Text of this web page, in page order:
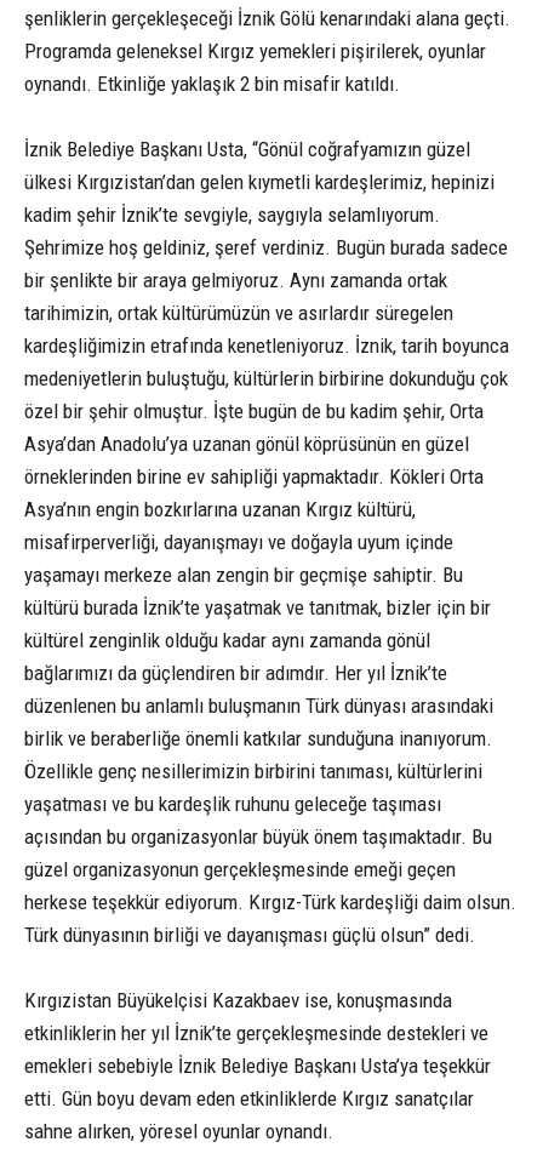
şenliklerin gerçekleşeceği İznik Gölü kenarındaki alana geçti.
Programda geleneksel Kırgız yemekleri pişirilerek, oyunlar
oynandı. Etkinliğe yaklaşık 2 bin misafir katıldı.
İznik Belediye Başkanı Usta, “Gönül coğrafyamızın güzel
ülkesi Kırgızistan’dan gelen kıymetli kardeşlerimiz, hepinizi
kadim şehir İznik’te sevgiyle, saygıyla selamlıyorum.
Şehrimize hoş geldiniz, şeref verdiniz. Bugün burada sadece
bir şenlikte bir araya gelmiyoruz. Aynı zamanda ortak
tarihimizin, ortak kültürümüzün ve asırlardır süregelen
kardeşliğimizin etrafında kenetleniyoruz. İznik, tarih boyunca
medeniyetlerin buluştuğu, kültürlerin birbirine dokunduğu çok
özel bir şehir olmuştur. İşte bugün de bu kadim şehir, Orta
Asya’dan Anadolu’ya uzanan gönül köprüsünün en güzel
örneklerinden birine ev sahipliği yapmaktadır. Kökleri Orta
Asya’nın engin bozkırlarına uzanan Kırgız kültürü,
misafirperverliği, dayanışmayı ve doğayla uyum içinde
yaşamayı merkeze alan zengin bir geçmişe sahiptir. Bu
kültürü burada İznik’te yaşatmak ve tanıtmak, bizler için bir
kültürel zenginlik olduğu kadar aynı zamanda gönül
bağlarımızı da güçlendiren bir adımdır. Her yıl İznik’te
düzenlenen bu anlamlı buluşmanın Türk dünyası arasındaki
birlik ve beraberliğe önemli katkılar sunduğuna inanıyorum.
Özellikle genç nesillerimizin birbirini tanıması, kültürlerini
yaşatması ve bu kardeşlik ruhunu geleceğe taşıması
açısından bu organizasyonlar büyük önem taşımaktadır. Bu
güzel organizasyonun gerçekleşmesinde emeği geçen
herkese teşekkür ediyorum. Kırgız-Türk kardeşliği daim olsun.
Türk dünyasının birliği ve dayanışması güçlü olsun” dedi.
Kırgızistan Büyükelçisi Kazakbaev ise, konuşmasında
etkinliklerin her yıl İznik’te gerçekleşmesinde destekleri ve
emekleri sebebiyle İznik Belediye Başkanı Usta’ya teşekkür
etti. Gün boyu devam eden etkinliklerde Kırgız sanatçılar
sahne alırken, yöresel oyunlar oynandı.